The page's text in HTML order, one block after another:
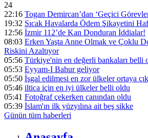
24
22:16 Togan Demircan’dan ‘Geçici
19:32 Sıcak Havalarda Ödem Şikayetini
12:56 İzmir 112’de Kan Donduran İddialar!
08:03 Erken Yaşta Anne Olmak ve Çoklu
Riskini Azaltıyor
05:56 Türkiye'nin en değerli bankaları belli
05:53 Eyyam-I Bahur geliyor
05:50 İşgal edilmesi en zor ülkeler ortaya
05:46 iltica için en iyi ülkeler belli oldu
05:41 Fotoğraf çekerken canından oldu
05:39 İslam'ın ilk yüzyılına ait beş sikke
Günün tüm haberleri